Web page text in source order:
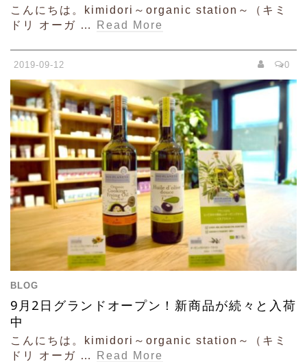
こんにちは。kimidori～organic station～（キミ
ドリ オーガ …
Read More
2019-09-12 0
BLOG
9月2日グランドオープン！新商品が続々と入荷
中
こんにちは。kimidori～organic station～（キミ
ドリ オーガ …
Read More